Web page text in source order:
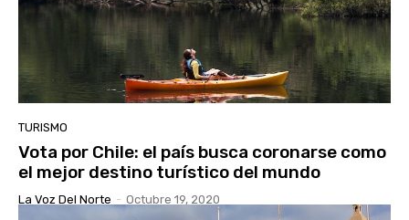
TURISMO
Vota por Chile: el país busca coronarse como
el mejor destino turístico del mundo
La Voz Del Norte - Octubre 19, 2020